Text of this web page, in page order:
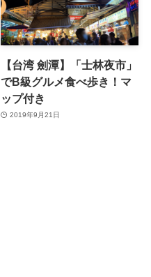
【台湾 劍潭】「士林夜市」
でB級グルメ食べ歩き！マ
ップ付き
2019年9月21日